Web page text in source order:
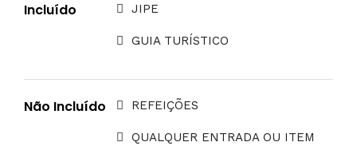
Incluído JIPE
GUIA TURÍSTICO
Não Incluído REFEIÇÕES
QUALQUER ENTRADA OU ITEM